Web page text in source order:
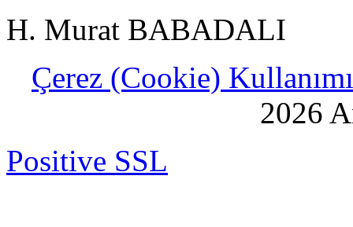
H. Murat BABADALI
Çerez (Cookie)
2026
Positive SSL